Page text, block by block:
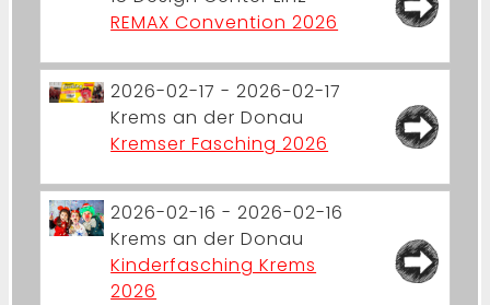
REMAX Convention 2026
2026-02-17 - 2026-02-17
Krems an der Donau
Kremser Fasching 2026
2026-02-16 - 2026-02-16
Krems an der Donau
Kinderfasching Krems
2026